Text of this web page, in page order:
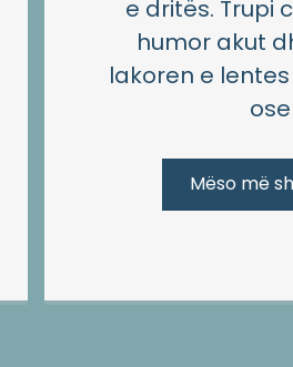
e dritës. Trupi
humor akut
lakoren e
ose
Mëso më